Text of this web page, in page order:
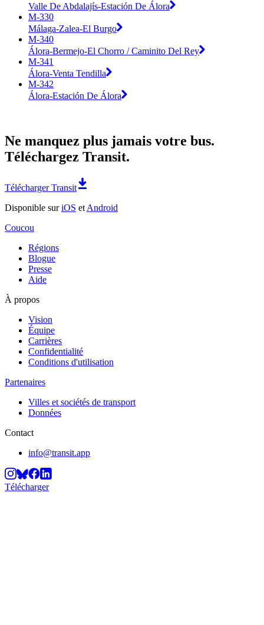
Valle De Abdalajís-Estación De Álora
M-330
Málaga-Zalea-El Burgo
M-340
Álora-Bermejo-El Chorro / Caminito Del Rey
M-341
Álora-Venta Tendilla
M-342
Álora-Estación De Álora
Ne manquez plus jamais votre bus.
Téléchargez Transit.
Télécharger Transit
Disponible suriOS et Android
Coucou
Régions
Blogue
Presse
Aide
À propos
Vision
Équipe
Carrières
Confidentialité
Conditions d'utilisation
Partenaires
Villes et sociétés de transport
Données
Contact
info@transit.app
Télécharger